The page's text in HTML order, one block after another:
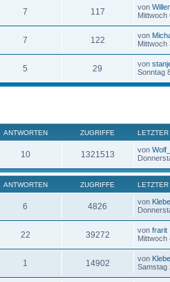
7 117 von
Mittwoch
7 122 von
Mittwoch
5 29 von
Sonntag
ANTWORTEN ZUGRIFFE
10 1321513 von
ANTWORTEN ZUGRIFFE
6 4826 von
22 39272 vonfrarit
Mittwoch
1 14902 von
Samstag